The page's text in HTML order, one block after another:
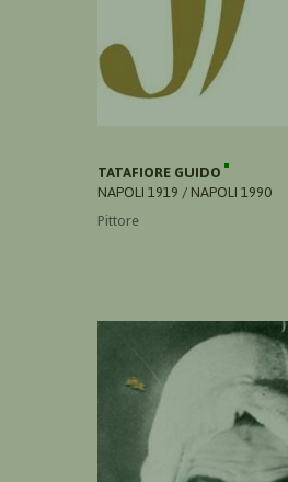
TATAFIORE GUIDO
NAPOLI 1919 / NAPOLI 1990
Pittore